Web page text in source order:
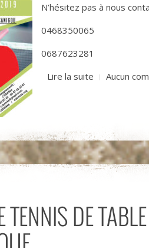
N’hésitez pas à nous
0468350065
0687623281
Lire la suite
Aucun
TENNIS DE